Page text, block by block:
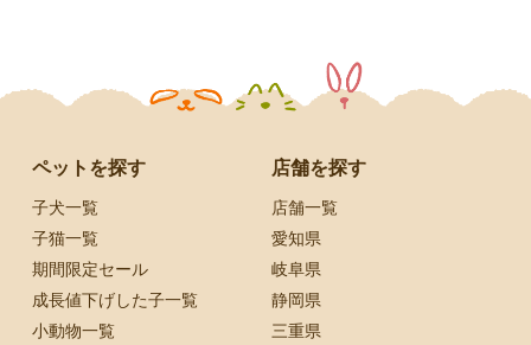
ペットを探す
子犬一覧
子猫一覧
期間限定セール
成長値下げした子一覧
小動物一覧
店舗を探す
店舗一覧
愛知県
岐阜県
静岡県
三重県